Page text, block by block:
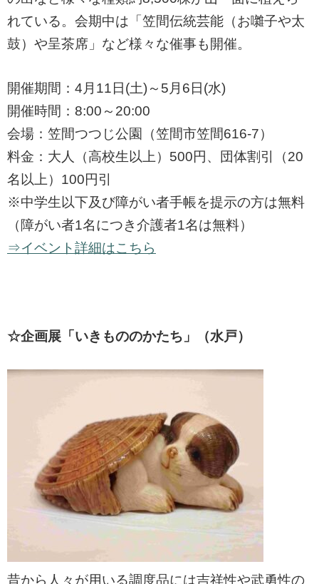
れている。会期中は「笠間伝統芸能（お囃子や太
鼓）や呈茶席」など様々な催事も開催。
開催期間：4月11日(土)～5月6日(水)
開催時間：8:00～20:00
会場：笠間つつじ公園（笠間市笠間616-7）
料金：大人（高校生以上）500円、団体割引（20
名以上）100円引
※中学生以下及び障がい者手帳を提示の方は無料
（障がい者1名につき介護者1名は無料）
⇒イベント詳細はこちら
☆企画展「いきもののかたち」（水戸）
昔から人々が用いる調度品には吉祥性や武勇性の